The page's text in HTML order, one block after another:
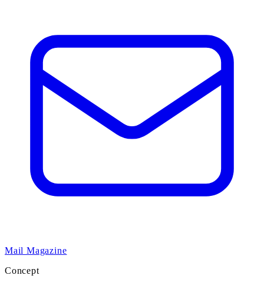
Mail Magazine
Concept